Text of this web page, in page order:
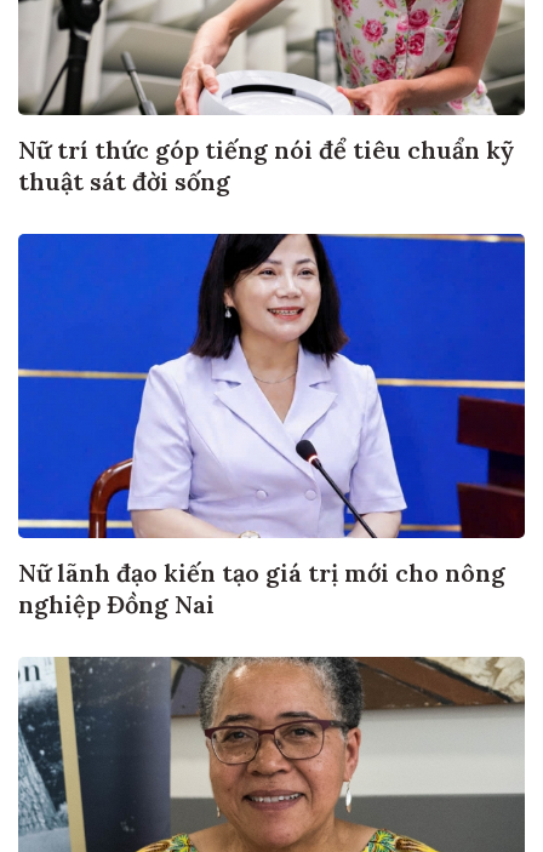
Nữ trí thức góp tiếng nói để tiêu chuẩn kỹ
thuật sát đời sống
Nữ lãnh đạo kiến tạo giá trị mới cho nông
nghiệp Đồng Nai